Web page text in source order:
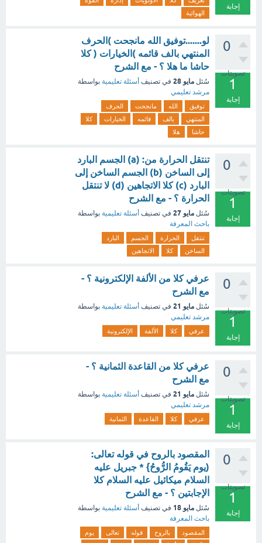
إجابة
الهوائية
0
تصويتات
1
إجابة
لو.......توفيق الله مانجحت )الحرف
المنتهي بالف قائمه )الخيارات ( كلا
حاشا ما هلا ؟ - مع الشرح
سُئل مايو 28 في تصنيف أسئلة تعليمية بواسطة
مرشد تعليمي
توفيق الله مانجحت
الحرف
المنتهي
بالف قائمه الخيارات
كلا
حاشا
هلا
0
تصويتات
1
إجابة
تنتقل الحرارة من: (a) الجسم البارد
إلى الساخن (b) الجسم الساخن إلى
البارد (c) كلا الاتجاهين (d) لا تنتقل
الحرارة ؟ - مع الشرح
سُئل مايو 27 في تصنيف أسئلة تعليمية بواسطة
باحث المعرفة
تنتقل الحرارة الجسم
البارد
الساخن
كلا الاتجاهين
0
تصويتات
1
إجابة
عرفي كلا من الألفة الإلكترونية ؟ -
مع الشرح
سُئل مايو 21 في تصنيف أسئلة تعليمية بواسطة
مرشد تعليمي
عرفي كلا الألفة الإلكترونية
0
تصويتات
1
إجابة
عرفي كلا من القاعدة الثمانية ؟ -
مع الشرح
سُئل مايو 21 في تصنيف أسئلة تعليمية بواسطة
مرشد تعليمي
عرفي كلا القاعدة الثمانية
0
تصويتات
1
إجابة
المقصود بالروح في قوله تعالى:
(يوم يَقُومُ الرُّوحُ} * جبريل عليه
السلام ميكائيل عليه السلام كلا
الإجابتين ؟ - مع الشرح
سُئل مايو 18 في تصنيف أسئلة تعليمية بواسطة
باحث المعرفة
المقصود بالروح قوله تعالى
يوم